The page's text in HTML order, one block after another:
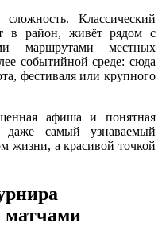
Классический
в район, живёт рядом с
маршрутами местных
событийной среде: сюда
фестиваля или крупного
афиша и понятная
даже самый узнаваемый
жизни, а красивой точкой
матчами